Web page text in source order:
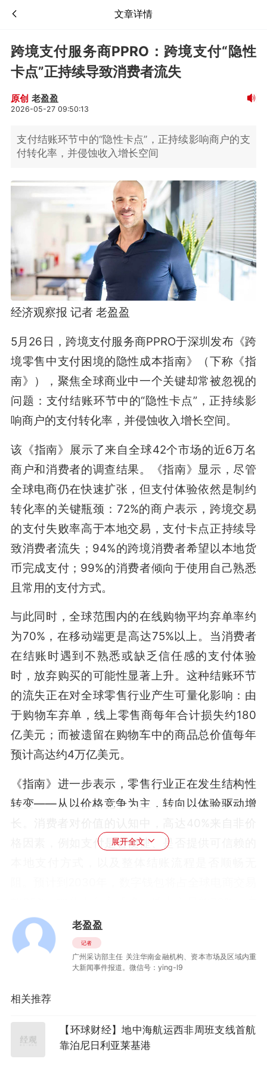
文章详情
跨境支付服务商PPRO：跨境支付“隐性
卡点”正持续导致消费者流失
原创 老盈盈
2026-05-27 09:50:13
支付结账环节中的“隐性卡点”，正持续影响商户的支
付转化率，并侵蚀收入增长空间
经济观察报 记者 老盈盈
5月26日，跨境支付服务商PPRO于深圳发布《跨
境零售中支付困境的隐性成本指南》（下称《指
南》），聚焦全球商业中一个关键却常被忽视的
问题：支付结账环节中的“隐性卡点”，正持续影
响商户的支付转化率，并侵蚀收入增长空间。
该《指南》展示了来自全球42个市场的近6万名
商户和消费者的调查结果。《指南》显示，尽管
全球电商仍在快速扩张，但支付体验依然是制约
转化率的关键瓶颈：72%的商户表示，跨境交易
的支付失败率高于本地交易，支付卡点正持续导
致消费者流失；94%的跨境消费者希望以本地货
币完成支付；99%的消费者倾向于使用自己熟悉
且常用的支付方式。
与此同时，全球范围内的在线购物平均弃单率约
为70%，在移动端更是高达75%以上。当消费者
在结账时遇到不熟悉或缺乏信任感的支付体验
时，放弃购买的可能性显著上升。这种结账环节
的流失正在对全球零售行业产生可量化影响：由
于购物车弃单，线上零售商每年合计损失约180
亿美元；而被遗留在购物车中的商品总价值每年
预计高达约4万亿美元。
《指南》进一步表示，零售行业正在发生结构性
转变——从以价格竞争为主，转向以体验驱动增
格因素，例如支付是否便捷、是否提供可信赖的
表明，本地化支付能力已不再是“可选项”，而是
拓展全球零售的基础设施。
《指南》强调，对于全球零售商而言，大型促销
链、履约体系以及支付基础设施带来显著压力。
在这些关键时刻，增长不仅意味着“卖得更多”，
展开全文
老盈盈
记者
广州采访部主任 关注华南金融机构、资本市场及区域内重
大新闻事件报道。微信号：ying-l9
相关推荐
【环球财经】地中海航运西非周班支线首航
靠泊尼日利亚莱基港